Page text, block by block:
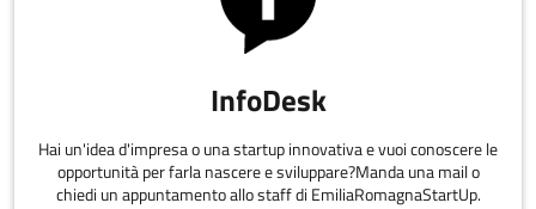
InfoDesk
Hai un'idea d'impresa o una startup innovativa e vuoi conoscere le
opportunità per farla nascere e sviluppare?Manda una mail o
chiedi un appuntamento allo staff di EmiliaRomagnaStartUp.